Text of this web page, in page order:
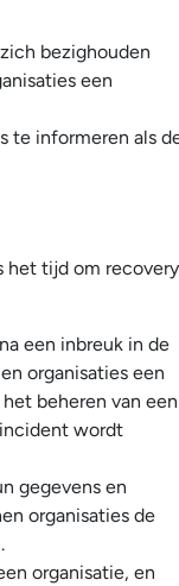
bezighouden
een
te informeren als
het tijd om recovery
een inbreuk in de
organisaties een
beheren van een
wordt
gegevens en
organisaties de
organisatie, en